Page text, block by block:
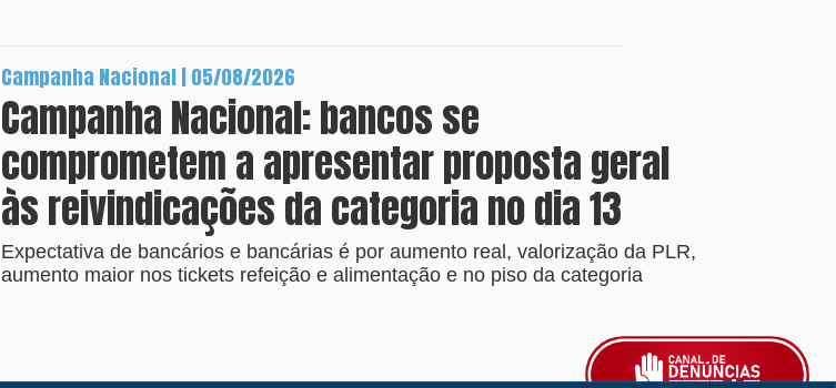
Campanha Nacional | 05/08/2026
Campanha Nacional: bancos se
comprometem a apresentar proposta geral
às reivindicações da categoria no dia 13
Expectativa de bancários e bancárias é por aumento real, valorização da PLR,
aumento maior nos tickets refeição e alimentação e no piso da categoria